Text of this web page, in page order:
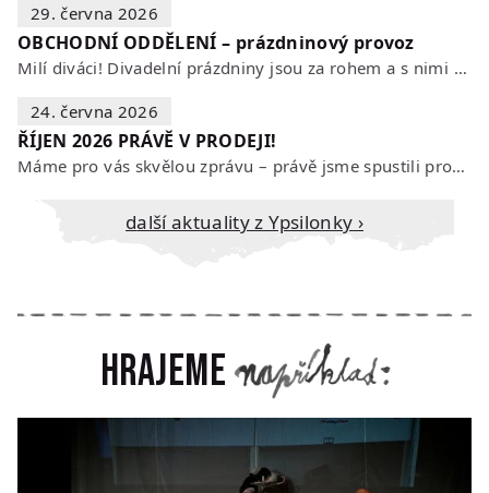
29. června 2026
OBCHODNÍ ODDĚLENÍ – prázdninový provoz
Milí diváci! Divadelní prázdniny jsou za rohem a s nimi se mění i otevírací…
24. června 2026
ŘÍJEN 2026 PRÁVĚ V PRODEJI!
Máme pro vás skvělou zprávu – právě jsme spustili prodej vstupenek na říjen…
Další aktuality z Ypsilonky ›
Hrajeme